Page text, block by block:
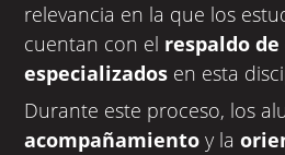
relevancia en la que los
cuentan con el respaldo
especializados en esta
Durante este proceso, los
acompañamiento y la